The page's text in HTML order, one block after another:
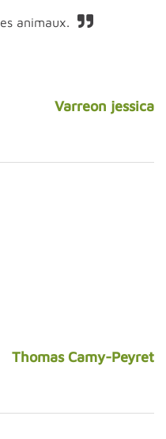
animaux.
Varreon jessica
Thomas Camy-Peyret